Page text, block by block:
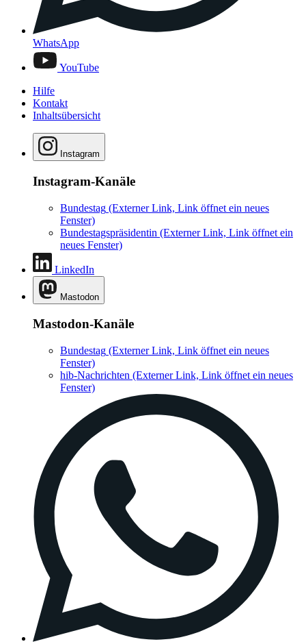
WhatsApp
YouTube
Hilfe
Kontakt
Inhaltsübersicht
Instagram
Instagram-Kanäle
Bundestag (Externer Link, Link öffnet ein neues
Fenster)
Bundestagspräsidentin (Externer Link, Link öffnet ein
neues Fenster)
LinkedIn
Mastodon
Mastodon-Kanäle
Bundestag (Externer Link, Link öffnet ein neues
Fenster)
hib-Nachrichten (Externer Link, Link öffnet ein neues
Fenster)